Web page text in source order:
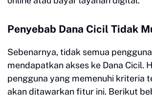
Penyebab Dana Cicil Tidak
Sebenarnya, tidak semua
mendapatkan akses ke Dana Cicil.
pengguna yang memenuhi kriteria
akan ditawarkan fitur ini. Berikut